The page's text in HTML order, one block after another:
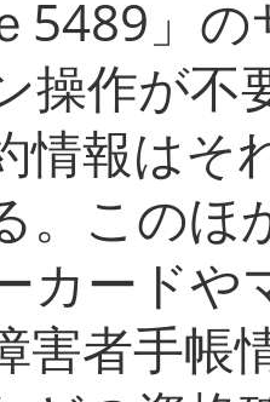
5489」
操作が不
情報はそ
。このほ
カードや
害者手帳